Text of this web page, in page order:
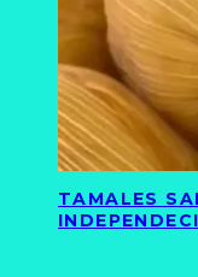
TAMALES